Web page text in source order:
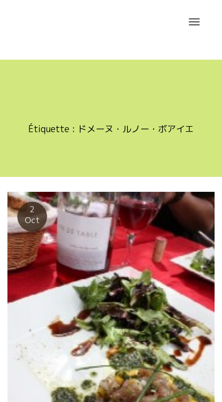
Étiquette : ドメーヌ・ルノー・ボアイエ
2
Oct